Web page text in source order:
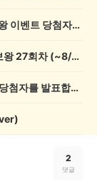
💰[당첨자 발표] 26회차 우리 동네 정보왕 이벤트 당첨자를 발표합니다!
💸 전원 2,000캐시 지급! 우리 동네 정보왕 27회차 (~8/10)
💰[당첨자 발표] 우리 동네 썰전 12회차 당첨자를 발표합니다!
2
댓글